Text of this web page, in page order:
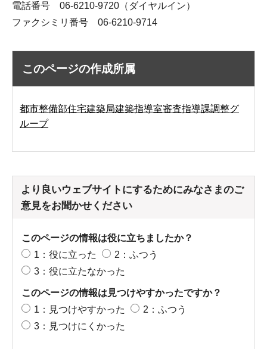
電話番号 06-6210-9720（ダイヤルイン）
ファクシミリ番号 06-6210-9714
このページの作成所属
都市整備部住宅建築局建築指導室審査指導課調整グ
ループ
より良いウェブサイトにするためにみなさまのご
意見をお聞かせください
このページの情報は役に立ちましたか？
1：役に立った
2：ふつう
3：役に立たなかった
このページの情報は見つけやすかったですか？
1：見つけやすかった
2：ふつう
3：見つけにくかった